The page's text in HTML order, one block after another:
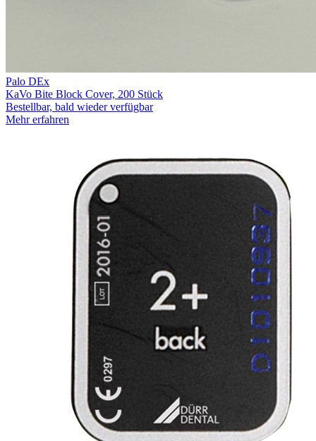
Palo DEx
KaVo Bite Block Cover, 200 Stück
Bestellbar, bald wieder verfügbar
Mehr erfahren